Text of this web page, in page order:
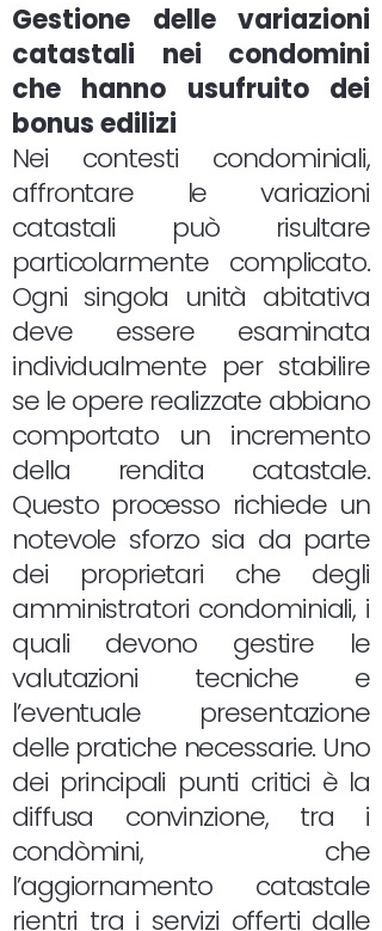
Gestione delle variazioni
catastali nei condomini
che hanno usufruito dei
bonus edilizi
Nei contesti condominiali,
affrontare le variazioni
catastali può risultare
particolarmente complicato.
Ogni singola unità abitativa
deve essere esaminata
individualmente per stabilire
se le opere realizzate abbiano
comportato un incremento
della rendita catastale.
Questo processo richiede un
notevole sforzo sia da parte
dei proprietari che degli
amministratori condominiali, i
quali devono gestire le
valutazioni tecniche e
l’eventuale presentazione
delle pratiche necessarie. Uno
dei principali punti critici è la
diffusa convinzione, tra i
condòmini, che
l’aggiornamento catastale
rientri tra i servizi offerti dalle